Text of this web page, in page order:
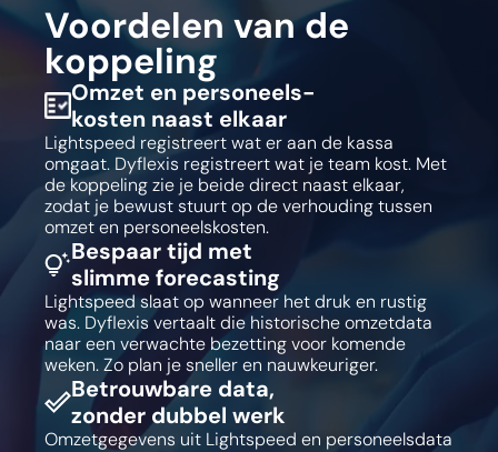
Voordelen van de
koppeling
Omzet en personeels-
kosten naast elkaar
Lightspeed registreert wat er aan de kassa
omgaat. Dyflexis registreert wat je team kost. Met
de koppeling zie je beide direct naast elkaar,
zodat je bewust stuurt op de verhouding tussen
omzet en personeelskosten.
Bespaar tijd met
slimme forecasting
Lightspeed slaat op wanneer het druk en rustig
was. Dyflexis vertaalt die historische omzetdata
naar een verwachte bezetting voor komende
weken. Zo plan je sneller en nauwkeuriger.
Betrouwbare data,
zonder dubbel werk
Omzetgegevens uit Lightspeed en personeelsdata